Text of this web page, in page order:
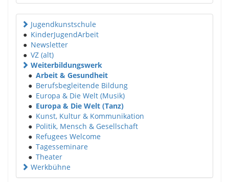
Jugendkunstschule
● KinderJugendArbeit
● Newsletter
● VZ (alt)
Weiterbildungswerk
● Arbeit & Gesundheit
● Berufsbegleitende Bildung
● Europa & Die Welt (Musik)
● Europa & Die Welt (Tanz)
● Kunst, Kultur & Kommunikation
● Politik, Mensch & Gesellschaft
● Refugees Welcome
● Tagesseminare
● Theater
Werkbühne